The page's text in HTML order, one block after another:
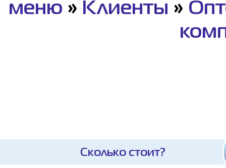
меню » Клиенты »
Сколько стоит?